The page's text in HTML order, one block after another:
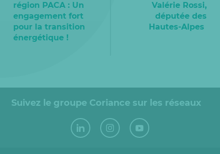
région PACA : Un
engagement fort
pour la transition
énergétique !
Valérie Rossi,
députée des
Hautes-Alpes
Suivez le groupe Coriance sur les réseaux